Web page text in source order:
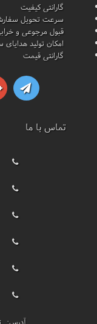
گارانتی کیفیت
سرعت تحویل
قبول مرجوعی و
امکان تولید
گارانتی قیمت
تماس با ما
آدرس: